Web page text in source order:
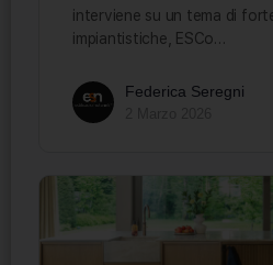
interviene su un tema di
impiantistiche, ESCo…
Federica Seregni